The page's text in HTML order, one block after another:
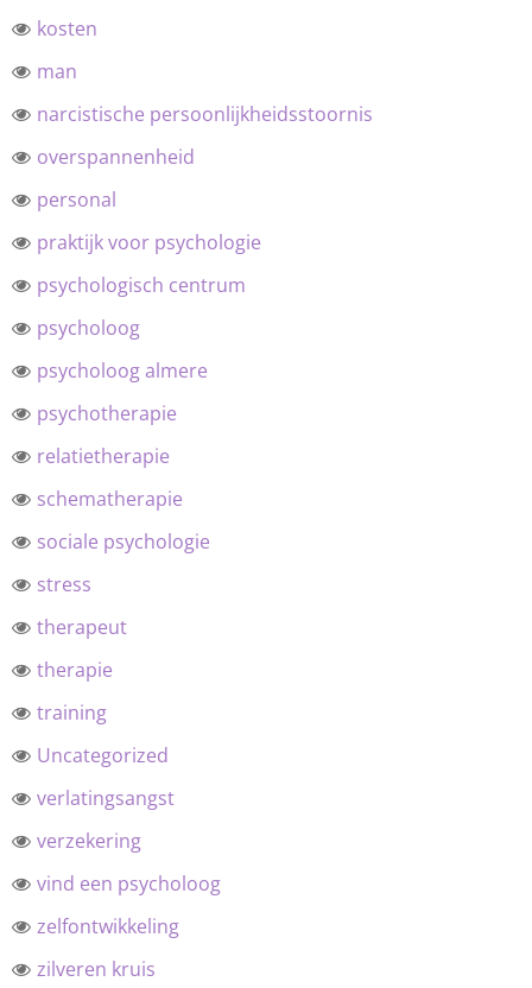
kosten
man
narcistische persoonlijkheidsstoornis
overspannenheid
personal
praktijk voor psychologie
psychologisch centrum
psycholoog
psycholoog almere
psychotherapie
relatietherapie
schematherapie
sociale psychologie
stress
therapeut
therapie
training
Uncategorized
verlatingsangst
verzekering
vind een psycholoog
zelfontwikkeling
zilveren kruis